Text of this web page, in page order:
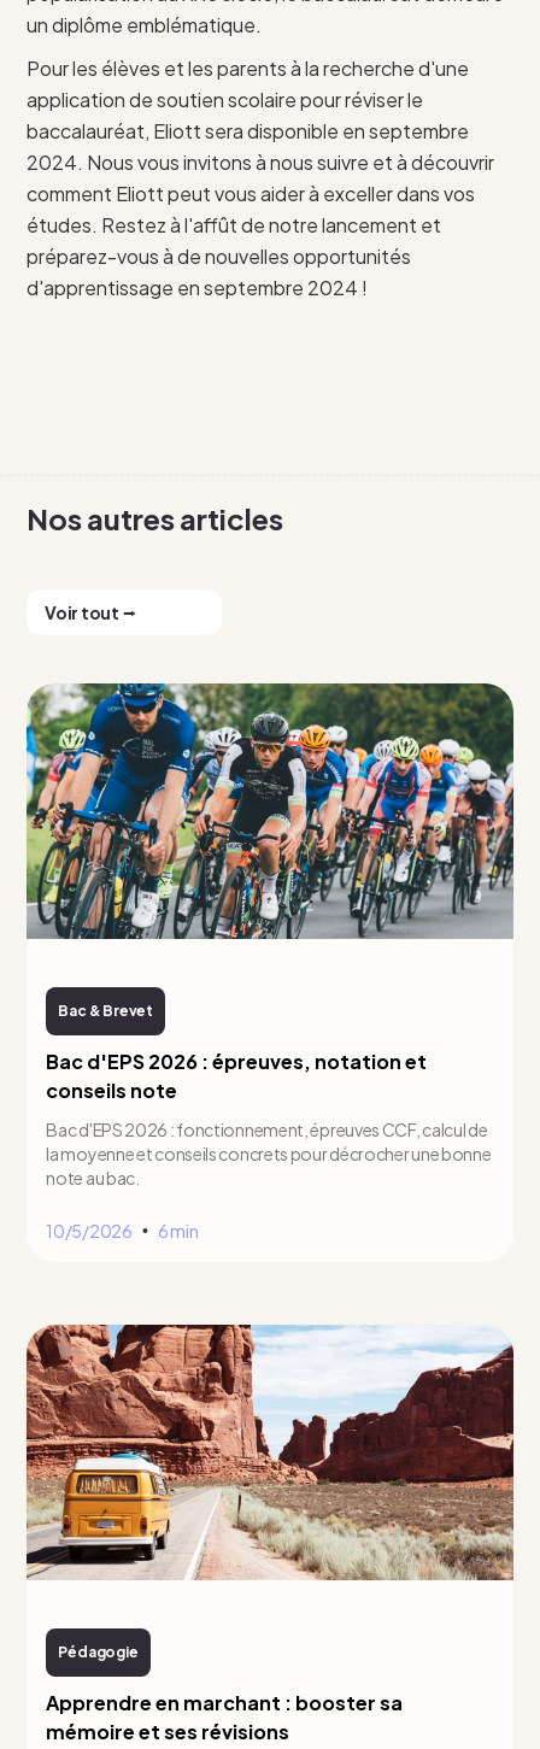
un diplôme emblématique.
Pour les élèves et les parents à la recherche d'une
application de soutien scolaire pour réviser le
baccalauréat, Eliott sera disponible en septembre
2024. Nous vous invitons à nous suivre et à découvrir
comment Eliott peut vous aider à exceller dans vos
études. Restez à l'affût de notre lancement et
préparez-vous à de nouvelles opportunités
d'apprentissage en septembre 2024 !
Nos autres articles
Voir tout ⭢
Bac & Brevet
Bac d'EPS 2026 : épreuves, notation et
conseils note
Bac d'EPS 2026 : fonctionnement, épreuves CCF, calcul de
la moyenne et conseils concrets pour décrocher une bonne
note au bac.
10/5/2026 • 6 min
Pédagogie
Apprendre en marchant : booster sa
mémoire et ses révisions